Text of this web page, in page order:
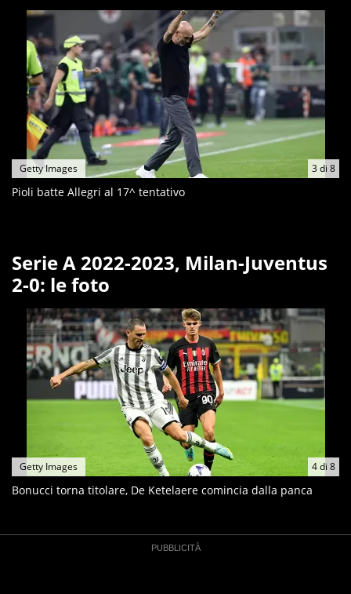
3di 8
Getty Images
Pioli batte Allegri al 17^ tentativo
Serie A 2022-2023, Milan-Juventus
2-0: le foto
4di 8
Getty Images
Bonucci torna titolare, De Ketelaere comincia dalla panca